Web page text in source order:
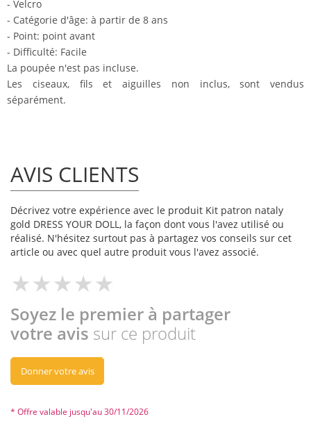
- Velcro
- Catégorie d'âge: à partir de 8 ans
- Point: point avant
- Difficulté: Facile
La poupée n'est pas incluse.
Les ciseaux, fils et aiguilles non inclus, sont vendus
séparément.
AVIS CLIENTS
Décrivez votre expérience avec le produit Kit patron nataly
gold DRESS YOUR DOLL, la façon dont vous l'avez utilisé ou
réalisé. N'hésitez surtout pas à partagez vos conseils sur cet
article ou avec quel autre produit vous l'avez associé.
Soyez le premier à partager
votre avis sur ce produit
Donner votre avis
* Offre valable jusqu'au 30/11/2026